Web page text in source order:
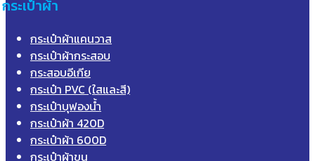
กระเป๋าผ้า
กระเป๋าผ้าแคนวาส
กระเป๋าผ้ากระสอบ
กระสอบอีเกีย
กระเป๋า PVC (ใสและสี)
กระเป๋าบุฟองน้ำ
กระเป๋าผ้า 420D
กระเป๋าผ้า 600D
กระเป๋าผ้าขน